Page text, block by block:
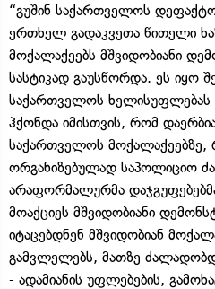
“გუშინ საქართველოს
ერთხელ გადაკვეთა წითელი
მოქალაქეებს მშვიდობიანი
სასტიკად გაუსწორდა. ეს იყო
საქართველოს
ჰქონდა იმისთვის, რომ
საქართველოს მოქალაქეებზე,
ორგანიზებულად საპოლიციო
არაფორმალურმა
მოაქციეს მშვიდობიანი
იტაცებდნენ მშვიდობიან
გამვლელებს, მათზე
- ადამიანის უფლებების,